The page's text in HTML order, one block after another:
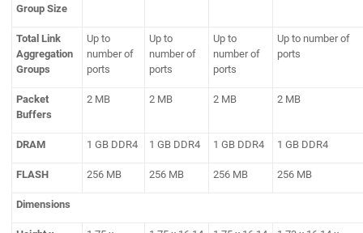
Group Size
Total Link
Aggregation
Groups
Up to
number of
ports
Up to
number of
ports
Up to
number of
ports
Up to number of
ports
Packet
Buffers
2 MB 2 MB 2 MB 2 MB
DRAM 1 GB DDR4 1 GB DDR4 1 GB DDR4 1 GB DDR4
FLASH 256 MB 256 MB 256 MB 256 MB
Dimensions